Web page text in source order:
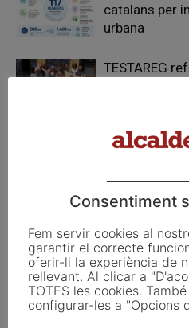
catalans per
urbana
TESTAREG
FER UN COMENTARI
Consentiment
Fem servir cookies al
garantir el correcte
oferir-li la experiència de
rellevant. Al clicar a
TOTES les cookies.
configurar-les a "Opcions